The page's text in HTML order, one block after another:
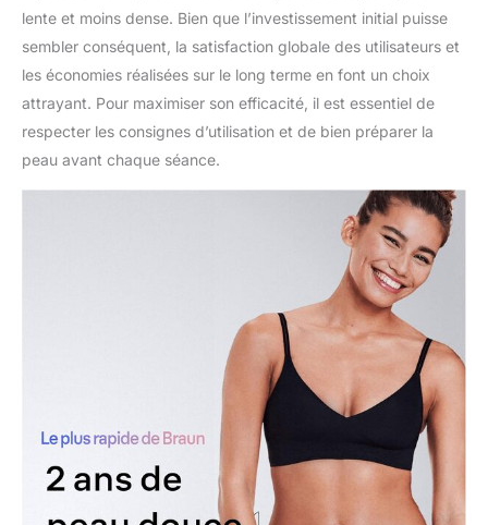
lente et moins dense. Bien que l’investissement initial puisse
sembler conséquent, la satisfaction globale des utilisateurs et
les économies réalisées sur le long terme en font un choix
attrayant. Pour maximiser son efficacité, il est essentiel de
respecter les consignes d’utilisation et de bien préparer la
peau avant chaque séance.